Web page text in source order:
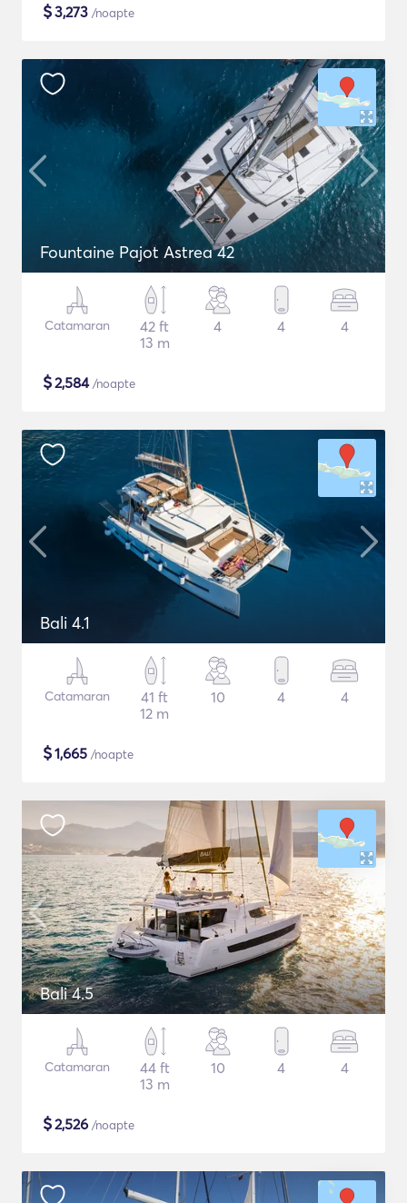
$3,273 /noapte
Fountaine Pajot Astrea 42
Catamaran
42 ft
13 m
4 4 4
$2,584/noapte
Bali 4.1
Catamaran
41 ft
12 m
10 4 4
$1,665 /noapte
Bali 4.5
Catamaran
44 ft
13 m
10 4 4
$2,526 /noapte